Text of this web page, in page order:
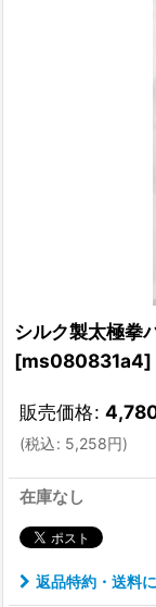
シルク製太極拳
[ms080831a4]
販売価格:
(税込: 5,258円)
在庫なし
返品特約・送料